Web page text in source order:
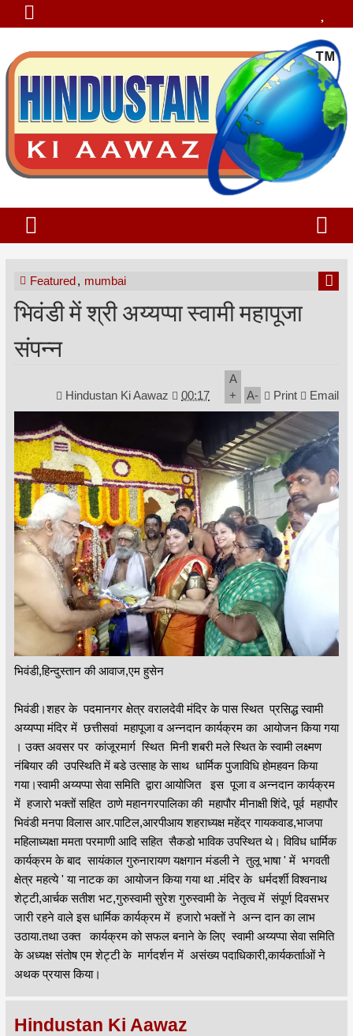
Featured, mumbai
भिवंडी में श्री अय्यप्पा स्वामी महापूजा
संपन्न
Hindustan Ki Aawaz 00:17
A
+
A- Print Email
भिवंडी,हिन्दुस्तान की आवाज,एम हुसेन
भिवंडी।शहर के पदमानगर क्षेत्र वरालदेवी मंदिर के पास स्थित प्रसिद्ध स्वामी
अय्यप्पा मंदिर में छत्तीसवां महापूजा व अन्नदान कार्यक्रम का आयोजन किया गया
। उक्त अवसर पर कांजूरमार्ग स्थित मिनी शबरी मले स्थित के स्वामी लक्ष्मण
नंबियार की उपस्थिति में बडे उत्साह के साथ धार्मिक पुजाविधि होमहवन किया
गया।स्वामी अय्यप्पा सेवा समिति द्वारा आयोजित इस पूजा व अन्नदान कार्यक्रम
में हजारो भक्तों सहित ठाणे महानगरपालिका की महापौर मीनाक्षी शिंदे, पूर्व महापौर
भिवंडी मनपा विलास आर.पाटिल,आरपीआय शहराध्यक्ष महेंद्र गायकवाड,भाजपा
महिलाध्यक्षा ममता परमाणी आदि सहित सैकडो भाविक उपस्थित थे। विविध धार्मिक
कार्यक्रम के बाद सायंकाल गुरुनारायण यक्षगान मंडली ने तुलू भाषा ' में भगवती
क्षेत्र महत्ये ' या नाटक का आयोजन किया गया था .मंदिर के धर्मदर्शी विश्वनाथ
शेट्टी,आर्चक सतीश भट,गुरुस्वामी सुरेश गुरुस्वामी के नेतृत्व में संपूर्ण दिवसभर
जारी रहने वाले इस धार्मिक कार्यक्रम में हजारो भक्तों ने अन्न दान का लाभ
उठाया.तथा उक्त कार्यक्रम को सफल बनाने के लिए स्वामी अय्यप्पा सेवा समिति
के अध्यक्ष संतोष एम शेट्टी के मार्गदर्शन में असंख्य पदाधिकारी,कार्यकर्तााओं ने
अथक प्रयास किया।
Hindustan Ki Aawaz